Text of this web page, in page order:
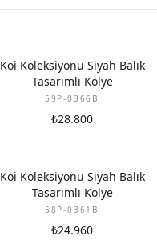
Koi Koleksiyonu Siyah Balık
Tasarımlı Kolye
59P-0366B
₺28.800
Koi Koleksiyonu Siyah Balık
Tasarımlı Kolye
58P-0361B
₺24.960